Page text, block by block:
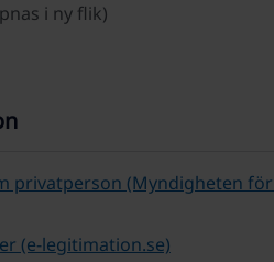
i ny flik)
privatperson (Myndigheten
(e-legitimation.se)